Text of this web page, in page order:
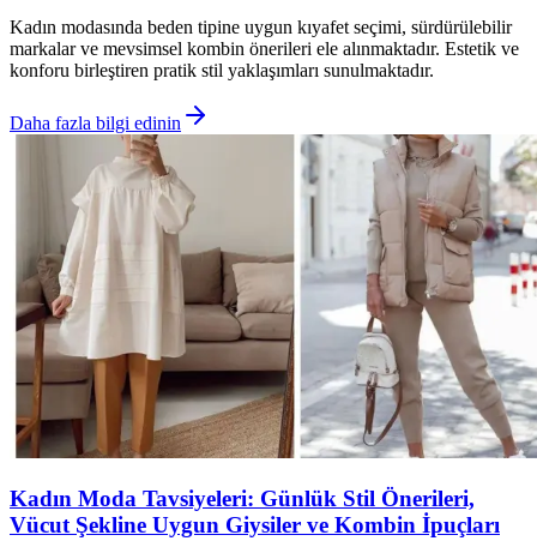
Kadın modasında beden tipine uygun kıyafet seçimi, sürdürülebilir
markalar ve mevsimsel kombin önerileri ele alınmaktadır. Estetik ve
konforu birleştiren pratik stil yaklaşımları sunulmaktadır.
Daha fazla bilgi edinin
Kadın Moda Tavsiyeleri: Günlük Stil Önerileri,
Vücut Şekline Uygun Giysiler ve Kombin İpuçları